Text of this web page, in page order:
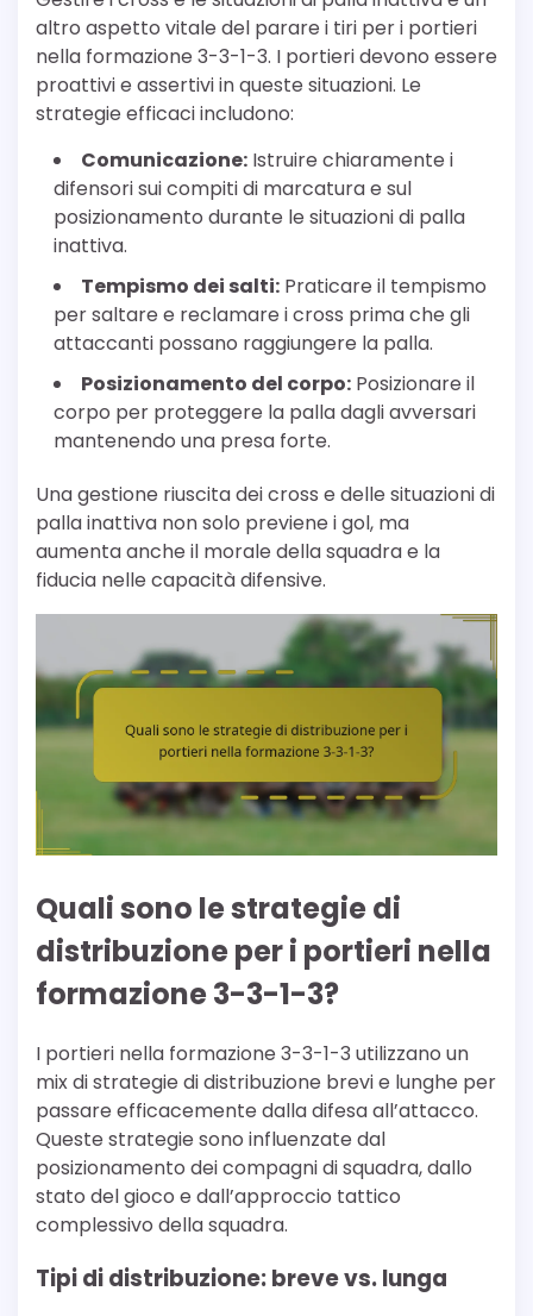
altro aspetto vitale del parare i tiri per i portieri
nella formazione 3-3-1-3. I portieri devono essere
proattivi e assertivi in queste situazioni. Le
strategie efficaci includono:
Comunicazione: Istruire chiaramente i
difensori sui compiti di marcatura e sul
posizionamento durante le situazioni di palla
inattiva.
Tempismo dei salti: Praticare il tempismo
per saltare e reclamare i cross prima che gli
attaccanti possano raggiungere la palla.
Posizionamento del corpo: Posizionare il
corpo per proteggere la palla dagli avversari
mantenendo una presa forte.
Una gestione riuscita dei cross e delle situazioni di
palla inattiva non solo previene i gol, ma
aumenta anche il morale della squadra e la
fiducia nelle capacità difensive.
Quali sono le strategie di
distribuzione per i portieri nella
formazione 3-3-1-3?
I portieri nella formazione 3-3-1-3 utilizzano un
mix di strategie di distribuzione brevi e lunghe per
passare efficacemente dalla difesa all’attacco.
Queste strategie sono influenzate dal
posizionamento dei compagni di squadra, dallo
stato del gioco e dall’approccio tattico
complessivo della squadra.
Tipi di distribuzione: breve vs. lunga